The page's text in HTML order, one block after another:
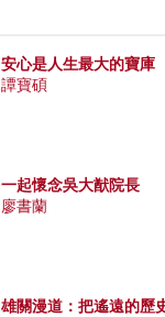
安心是人生最大的寶庫
譚寶碩
一起懷念吳大猷院長
廖書蘭
雄關漫道：把遙遠的歷